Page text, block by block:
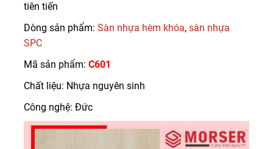
tiên tiến
Dòng sản phẩm: Sàn nhựa hèm khóa, sàn nhựa
SPC
Mã sản phẩm: C601
Chất liệu: Nhựa nguyên sinh
Công nghệ: Đức